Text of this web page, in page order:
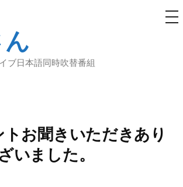
ブ日本語同時吹替番組
メ
ニ
お聞きいただきあり
いました。